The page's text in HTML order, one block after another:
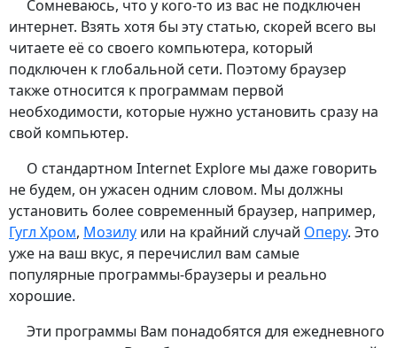
Сомневаюсь, что у кого-то из вас не подключен
интернет. Взять хотя бы эту статью, скорей всего вы
читаете её со своего компьютера, который
подключен к глобальной сети. Поэтому браузер
также относится к программам первой
необходимости, которые нужно установить сразу на
свой компьютер.
О стандартном Internet Explore мы даже говорить
не будем, он ужасен одним словом. Мы должны
установить более современный браузер, например,
Гугл Хром, Мозилу или на крайний случай Оперу. Это
уже на ваш вкус, я перечислил вам самые
популярные программы-браузеры и реально
хорошие.
Эти программы Вам понадобятся для ежедневного